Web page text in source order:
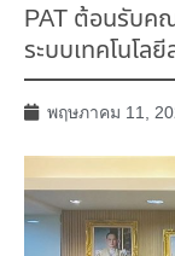
PAT ต้อนรับค
ระบบเทคโนโล
พฤษภาคม 11,